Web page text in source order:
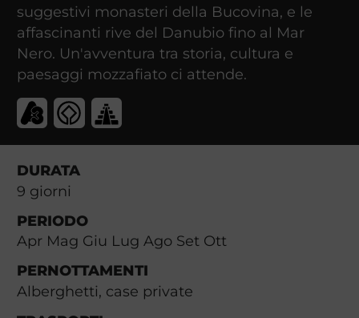
suggestivi monasteri della Bucovina, e le
affascinanti rive del Danubio fino al Mar
Nero. Un'avventura tra storia, cultura e
paesaggi mozzafiato ci attende.
DURATA
9 giorni
PERIODO
Apr Mag Giu Lug Ago Set Ott
PERNOTTAMENTI
Alberghetti, case private